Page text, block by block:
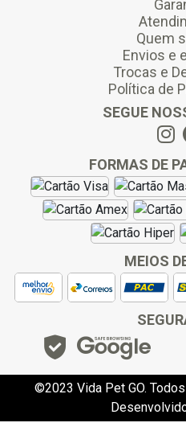
Quem
Envios e
Trocas e
Política de
SEGUE
FORMAS DE
MEIOS
©2023 Vida Pet GO.